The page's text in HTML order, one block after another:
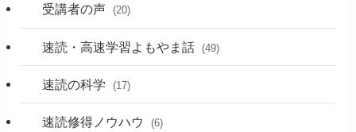
受講者の声 (20)
速読・高速学習よもやま話 (49)
速読の科学 (17)
速読修得ノウハウ (6)